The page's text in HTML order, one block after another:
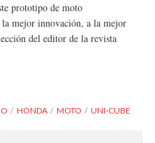
prototipo de moto
la mejor innovación, a la mejor
del editor de la revista
HONDA MOTO UNI-CUBE